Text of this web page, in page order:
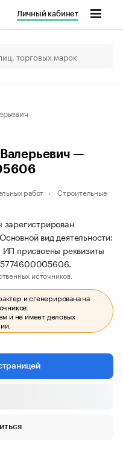
Личный кабинет
—
работ
Строительные
вид деятельности:
ИП присвоены реквизиты
источников.
и сгенерирована на
и не имеет деловых